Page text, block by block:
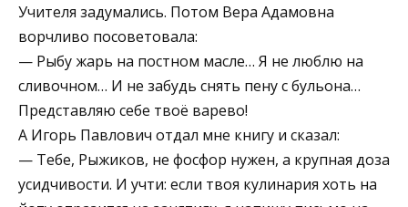
Учителя задумались. Потом Вера Адамовна
ворчливо посоветовала:
— Рыбу жарь на постном масле… Я не люблю на
сливочном… И не забудь снять пену с бульона…
Представляю себе твоё варево!
А Игорь Павлович отдал мне книгу и сказал:
— Тебе, Рыжиков, не фосфор нужен, а крупная доза
усидчивости. И учти: если твоя кулинария хоть на